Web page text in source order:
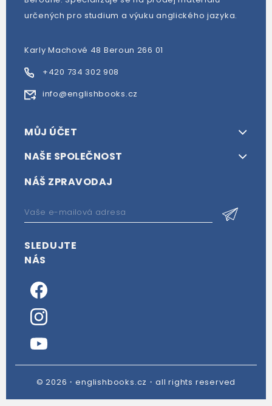
určených pro studium a výuku anglického jazyka.
Karly Machové 48 Beroun 266 01
+420 734 302 908
info@englishbooks.cz
MŮJ ÚČET
NAŠE SPOLEČNOST
NÁŠ ZPRAVODAJ
SLEDUJTE
NÁS
© 2026・englishbooks.cz・all rights reserved